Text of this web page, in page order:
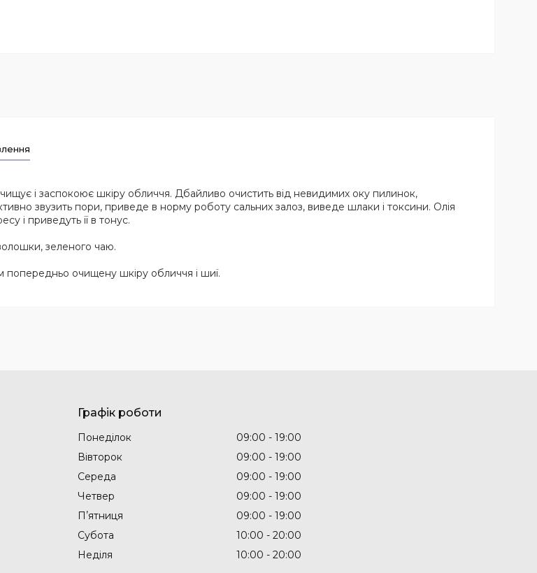
і заспокоює шкіру обличчя. Дбайливо очистить від невидимих оку пилинок,
звузить пори, приведе в норму роботу сальних залоз, виведе шлаки і токсини. Олія
і приведуть її в тонус.
зеленого чаю.
попередньо очищену шкіру обличчя і шиї.
Графік роботи
Понеділок 09:00
19:00
Вівторок
09:00
19:00
Середа
09:00
19:00
Четвер
09:00
19:00
Пʼятниця
09:00
19:00
Субота
10:00
20:00
Неділя
10:00 20:00